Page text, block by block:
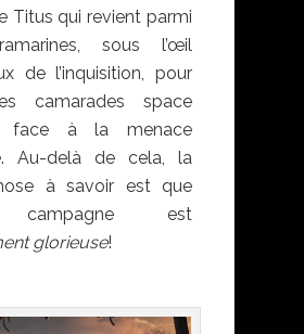
Titus qui revient parmi
sous l’œil
de l’inquisition, pour
camarades space
face à la menace
Au-delà de cela, la
à savoir est que
est
glorieuse!